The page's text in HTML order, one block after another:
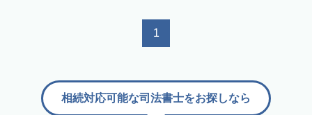
1
相続対応可能な司法書士をお探しなら